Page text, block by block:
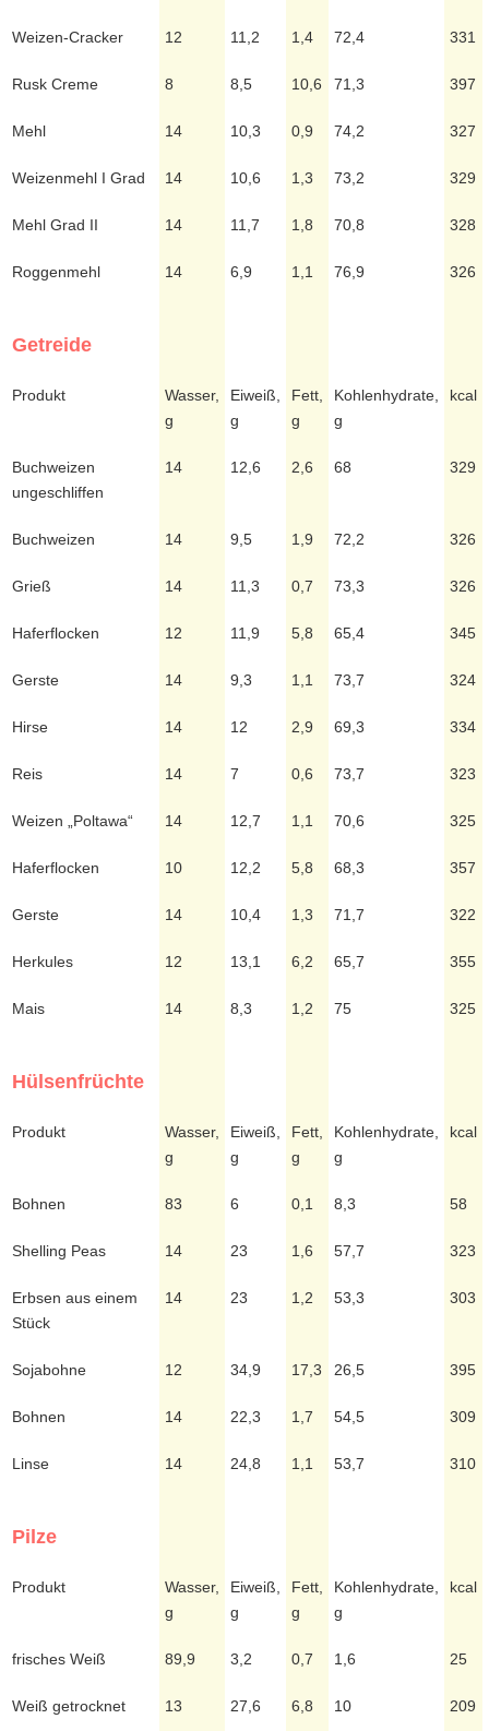
Weizen-Cracker 12 11,2 1,4 72,4 331
Rusk Creme 8 8,5 10,6 71,3 397
Mehl 14 10,3 0,9 74,2 327
Weizenmehl I Grad 14 10,6 1,3 73,2 329
Mehl Grad II 14 11,7 1,8 70,8 328
Roggenmehl 14 6,9 1,1 76,9 326
Getreide
Produkt
Wasser,
g
Eiweiß,
g
Fett,
g
Kohlenhydrate,
g
kcal
Buchweizen
ungeschliffen
14 12,6 2,6 68 329
Buchweizen 14 9,5 1,9 72,2 326
Grieß 14 11,3 0,7 73,3 326
Haferflocken 12 11,9 5,8 65,4 345
Gerste 14 9,3 1,1 73,7 324
Hirse 14 12 2,9 69,3 334
Reis 14 7 0,6 73,7 323
Weizen „Poltawa“ 14 12,7 1,1 70,6 325
Haferflocken 10 12,2 5,8 68,3 357
Gerste 14 10,4 1,3 71,7 322
Herkules 12 13,1 6,2 65,7 355
Mais 14 8,3 1,2 75 325
Hülsenfrüchte
Produkt
Wasser,
g
Eiweiß,
g
Fett,
g
Kohlenhydrate,
g
kcal
Bohnen 83 6 0,1 8,3 58
Shelling Peas 14 23 1,6 57,7 323
Erbsen aus einem
Stück
14 23 1,2 53,3 303
Sojabohne 12 34,9 17,3 26,5 395
Bohnen 14 22,3 1,7 54,5 309
Linse 14 24,8 1,1 53,7 310
Pilze
Produkt
Wasser,
g
Eiweiß,
g
Fett,
g
Kohlenhydrate,
g
kcal
frisches Weiß 89,9 3,2 0,7 1,6 25
Weiß getrocknet 13 27,6 6,8 10 209